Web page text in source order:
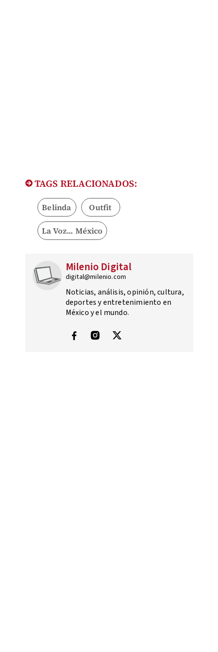
TAGS RELACIONADOS:
Belinda Outfit
La Voz... México
Milenio Digital
digital@milenio.com
Noticias, análisis, opinión, cultura,
deportes y entretenimiento en
México y el mundo.